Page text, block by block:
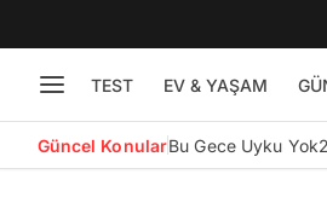
TEST EV & YAŞAM
Güncel KonularBu Gece Uyku Yok